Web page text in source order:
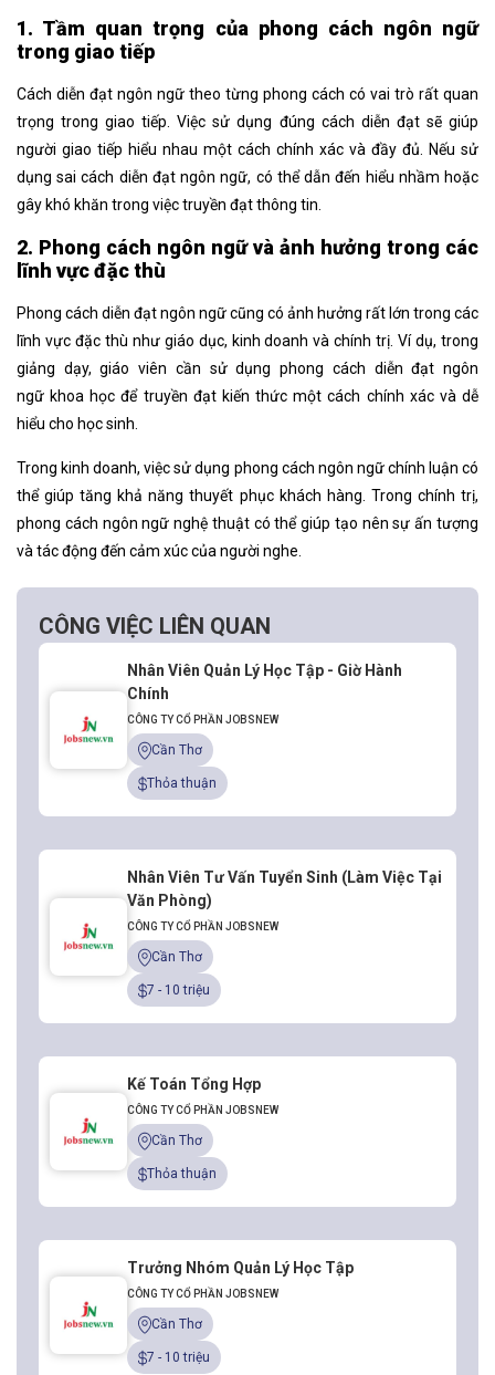
1. Tầm quan trọng của phong cách ngôn ngữ
trong giao tiếp
Cách diễn đạt ngôn ngữ theo từng phong cách có vai trò rất quan
trọng trong giao tiếp. Việc sử dụng đúng cách diễn đạt sẽ giúp
người giao tiếp hiểu nhau một cách chính xác và đầy đủ. Nếu sử
dụng sai cách diễn đạt ngôn ngữ, có thể dẫn đến hiểu nhầm hoặc
gây khó khăn trong việc truyền đạt thông tin.
2. Phong cách ngôn ngữ và ảnh hưởng trong các
lĩnh vực đặc thù
Phong cách diễn đạt ngôn ngữ cũng có ảnh hưởng rất lớn trong các
lĩnh vực đặc thù như giáo dục, kinh doanh và chính trị. Ví dụ, trong
giảng dạy, giáo viên cần sử dụng phong cách diễn đạt ngôn
ngữ khoa học để truyền đạt kiến thức một cách chính xác và dễ
hiểu cho học sinh.
Trong kinh doanh, việc sử dụng phong cách ngôn ngữchính luận có
thể giúp tăng khả năng thuyết phục khách hàng. Trong chính trị,
phong cách ngôn ngữ nghệ thuật có thể giúp tạo nên sự ấn tượng
và tác động đến cảm xúc của người nghe.
CÔNG VIỆC LIÊN QUAN
Nhân Viên Quản Lý Học Tập - Giờ Hành
Chính
CÔNG TY CỔ PHẦN JOBSNEW
Cần Thơ
Thỏa thuận
Nhân Viên Tư Vấn Tuyển Sinh (Làm Việc Tại
Văn Phòng)
CÔNG TY CỔ PHẦN JOBSNEW
Cần Thơ
7 - 10 triệu
Kế Toán Tổng Hợp
CÔNG TY CỔ PHẦN JOBSNEW
Cần Thơ
Thỏa thuận
Trưởng Nhóm Quản Lý Học Tập
CÔNG TY CỔ PHẦN JOBSNEW
Cần Thơ
7 - 10 triệu